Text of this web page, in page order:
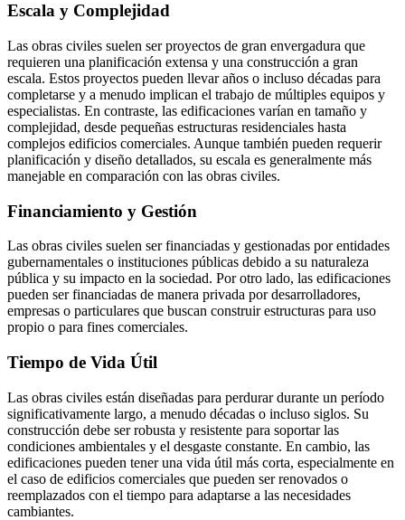
Escala y Complejidad
Las obras civiles suelen ser proyectos de gran envergadura que
requieren una planificación extensa y una construcción a gran
escala. Estos proyectos pueden llevar años o incluso décadas para
completarse y a menudo implican el trabajo de múltiples equipos y
especialistas. En contraste, las edificaciones varían en tamaño y
complejidad, desde pequeñas estructuras residenciales hasta
complejos edificios comerciales. Aunque también pueden requerir
planificación y diseño detallados, su escala es generalmente más
manejable en comparación con las obras civiles.
Financiamiento y Gestión
Las obras civiles suelen ser financiadas y gestionadas por entidades
gubernamentales o instituciones públicas debido a su naturaleza
pública y su impacto en la sociedad. Por otro lado, las edificaciones
pueden ser financiadas de manera privada por desarrolladores,
empresas o particulares que buscan construir estructuras para uso
propio o para fines comerciales.
Tiempo de Vida Útil
Las obras civiles están diseñadas para perdurar durante un período
significativamente largo, a menudo décadas o incluso siglos. Su
construcción debe ser robusta y resistente para soportar las
condiciones ambientales y el desgaste constante. En cambio, las
edificaciones pueden tener una vida útil más corta, especialmente en
el caso de edificios comerciales que pueden ser renovados o
reemplazados con el tiempo para adaptarse a las necesidades
cambiantes.